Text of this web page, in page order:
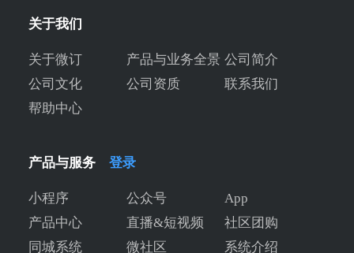
关于我们
关于微订 产品与业务全景 公司简介
公司文化
公司资质
联系我们
帮助中心
产品与服务 登录
小程序 公众号
App
产品中心
直播&短视频
社区团购
同城系统
微社区 系统介绍